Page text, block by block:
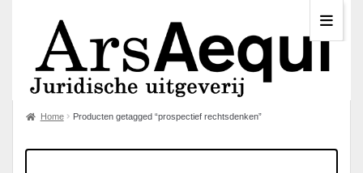
Home Producten getagged “prospectief rechtsdenken”